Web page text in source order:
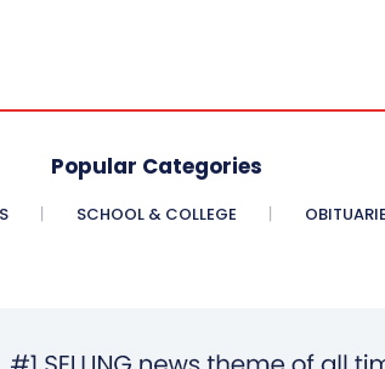
Popular Categories
SCHOOL & COLLEGE